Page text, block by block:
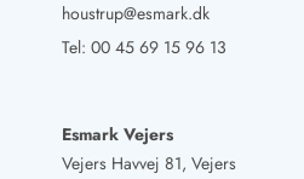
houstrup@esmark.dk
Tel: 00 45 69 15 96 13
Esmark Vejers
Vejers Havvej 81, Vejers